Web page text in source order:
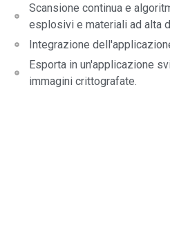
Scansione continua e
esplosivi e materiali ad alta
Integrazione
Esporta in un'applicazione
immagini crittografate.